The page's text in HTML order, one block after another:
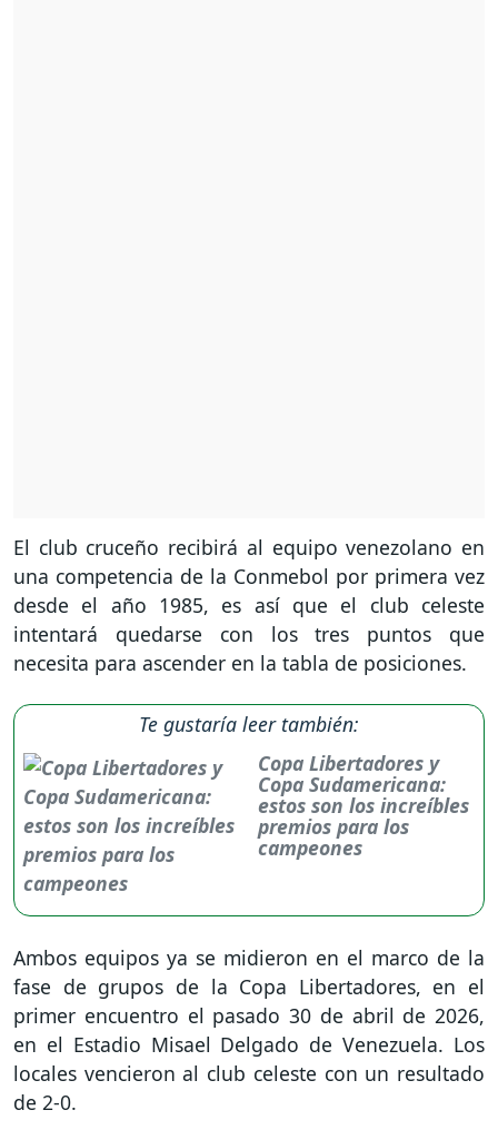
El club cruceño recibirá al equipo venezolano en
una competencia de la Conmebol por primera vez
desde el año 1985, es así que el club celeste
intentará quedarse con los tres puntos que
necesita para ascender en la tabla de posiciones.
Te gustaría leer también:
Copa Libertadores y
Copa Sudamericana:
estos son los increíbles
premios para los
campeones
Ambos equipos ya se midieron en el marco de la
fase de grupos de la Copa Libertadores, en el
primer encuentro el pasado 30 de abril de 2026,
en el Estadio Misael Delgado de Venezuela. Los
locales vencieron al club celeste con un resultado
de 2-0.